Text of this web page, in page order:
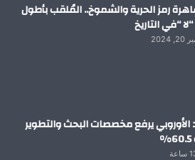
رمز الحرية والشموخ.. المُلقب بأطول
“في التاريخ
الأوروبي يرفع مخصصات البحث والتطوير